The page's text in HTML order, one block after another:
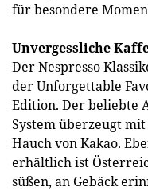
für besondere
Unvergessliche
Der Nespresso
der Unforgettable
Edition. Der beliebte
System überzeugt
Hauch von Kakao.
erhältlich ist
süßen, an Gebäck